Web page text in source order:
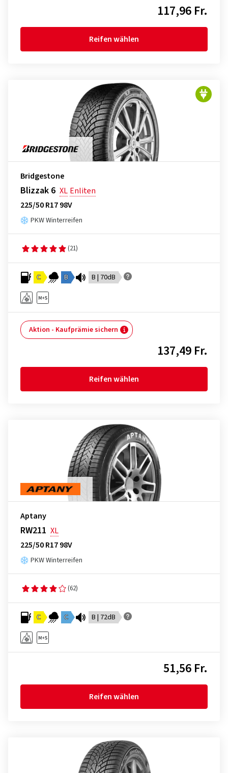
117,96 Fr.
Reifen wählen
Bridgestone
Blizzak 6 XL Enliten
225/50 R17 98V
PKW Winterreifen
(21)
C B B | 70dB
Aktion - Kaufprämie sichern
137,49 Fr.
Reifen wählen
Aptany
RW211 XL
225/50 R17 98V
PKW Winterreifen
(62)
C C B | 72dB
51,56 Fr.
Reifen wählen